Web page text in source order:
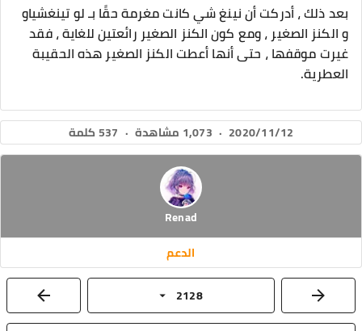
بعد ذلك ، أدركت أن نينغ شي كانت مغرمة حقًا بـ لو تينغشياو
و الكنز الصغير ، ومع كون الكنز الصغير رائعتين للغاية ، فقد
غيرت موقفها ، حتى أنها أعطت الكنز الصغير هذه الحقيبة
العطرية.
2020/11/12
· 1,073 مشاهدة · 537 كلمة
Renad
الدعم
2128